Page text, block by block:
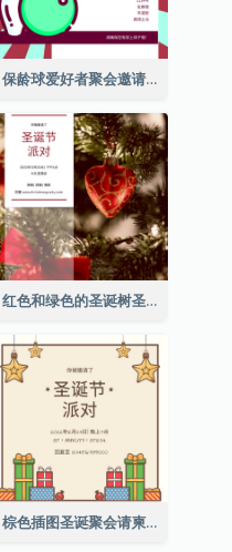
保龄球爱好者聚会邀请函
红色和绿色的圣诞树圣诞派对邀请函
棕色插图圣诞聚会请柬